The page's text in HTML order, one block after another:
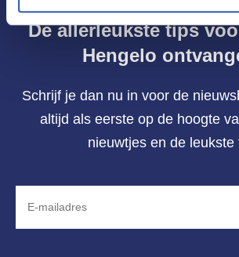
De allerleukste tips
Hengelo
Schrijf je dan nu in voor de
altijd als eerste op de hoogte
nieuwtjes en de leukste